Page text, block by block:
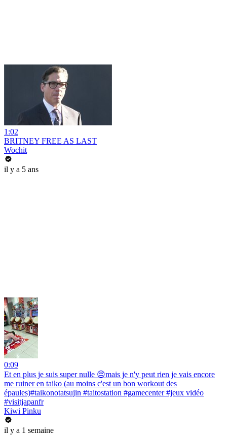
1:02
BRITNEY FREE AS LAST
Wochit
il y a 5 ans
0:09
Et en plus je suis super nulle 😔mais je n'y peut rien je vais encore
me ruiner en taiko (au moins c'est un bon workout des
épaules)#taikonotatsujin #taitostation #gamecenter #jeux vidéo
#visitjapanfr
Kiwi Pinku
il y a 1 semaine